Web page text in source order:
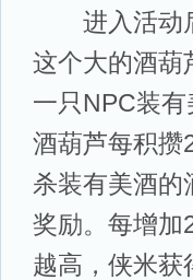
进入活动后
这个大的酒葫
一只NPC装
酒葫芦每积攒
杀装有美酒的
奖励。每增加
越高，侠米获